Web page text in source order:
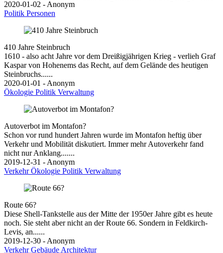
2020-01-02 - Anonym
Politik Personen
410 Jahre Steinbruch
1610 - also acht Jahre vor dem Dreißigjährigen Krieg - verlieh Graf
Kaspar von Hohenems das Recht, auf dem Gelände des heutigen
Steinbruchs......
2020-01-01 - Anonym
Ökologie Politik Verwaltung
Autoverbot im Montafon?
Schon vor rund hundert Jahren wurde im Montafon heftig über
Verkehr und Mobilität diskutiert. Immer mehr Autoverkehr fand
nicht nur Anklang.......
2019-12-31 - Anonym
VerkehrÖkologie Politik Verwaltung
Route 66?
Diese Shell-Tankstelle aus der Mitte der 1950er Jahre gibt es heute
noch. Sie steht aber nicht an der Route 66. Sondern in Feldkirch-
Levis, an......
2019-12-30 - Anonym
VerkehrGebäude Architektur